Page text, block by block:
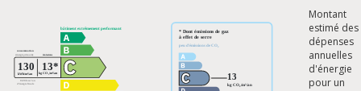
Montant
estimé des
dépenses
annuelles
d'énergie
pour un